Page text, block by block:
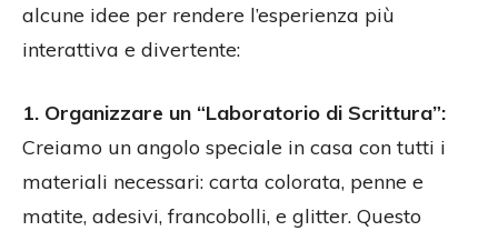
alcune idee per rendere l’esperienza più
interattiva e divertente:
1. Organizzare un “Laboratorio di Scrittura”:
Creiamo un angolo speciale in casa con tutti i
materiali necessari: carta colorata, penne e
matite, adesivi, francobolli, e glitter. Questo